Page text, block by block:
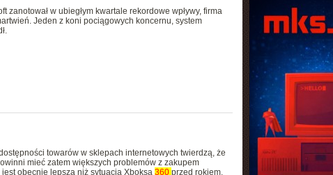
zanotował w ubiegłym kwartale rekordowe wpływy, firma
Jeden z koni pociągowych koncernu, system
towarów w sklepach internetowych twierdzą, że
mieć zatem większych problemów z zakupem
obecnie lepsza niż sytuacja Xboksa 360 przed rokiem.